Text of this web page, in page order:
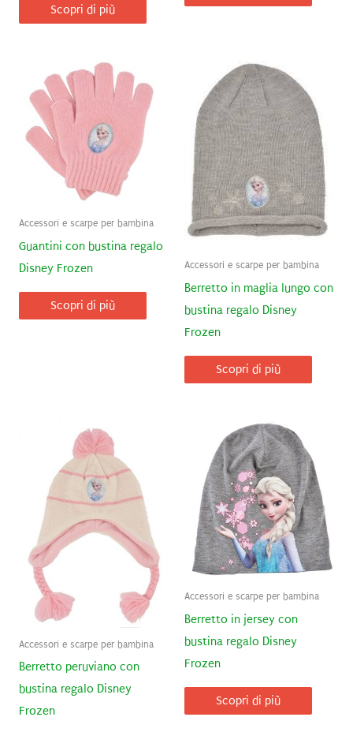
Scopri di più
Accessori e scarpe per bambina
Guantini con bustina regalo
Disney Frozen
Scopri di più
Accessori e scarpe per bambina
Berretto in maglia lungo con
bustina regalo Disney
Frozen
Scopri di più
Accessori e scarpe per bambina
Berretto peruviano con
bustina regalo Disney
Frozen
Accessori e scarpe per bambina
Berretto in jersey con
bustina regalo Disney
Frozen
Scopri di più